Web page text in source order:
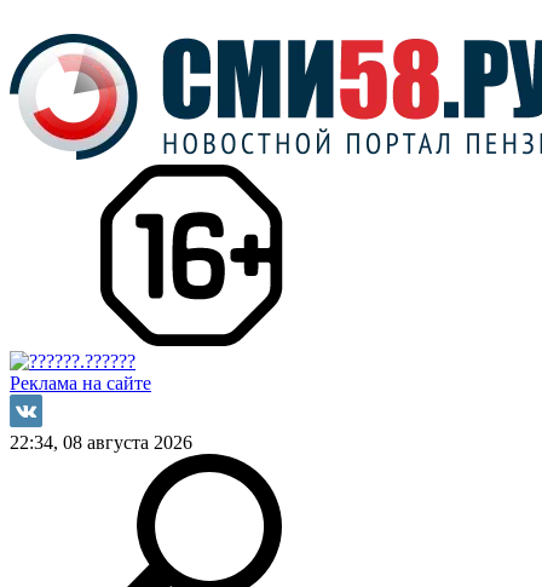
Реклама на сайте
22:34, 08 августа 2026